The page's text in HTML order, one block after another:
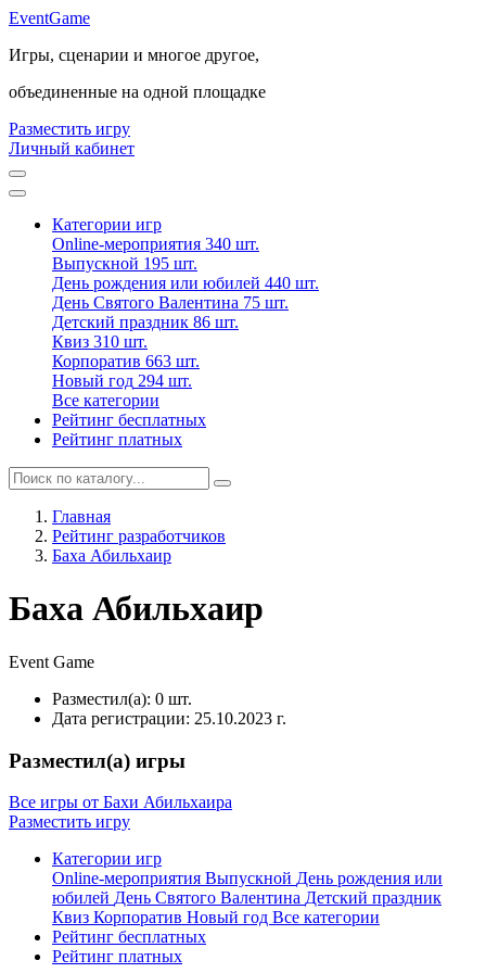
EventGame
Игры, сценарии и многое другое,
объединенные на одной площадке
Разместить игру
Личный кабинет
Категории игр
Online-мероприятия 340 шт.
Выпускной 195 шт.
День рождения или юбилей 440 шт.
День Святого Валентина 75 шт.
Детский праздник 86 шт.
Квиз 310 шт.
Корпоратив 663 шт.
Новый год 294 шт.
Все категории
Рейтинг бесплатных
Рейтинг платных
Главная
Рейтинг разработчиков
Баха Абильхаир
Баха Абильхаир
Event Game
Разместил(а): 0 шт.
Дата регистрации: 25.10.2023 г.
Разместил(а) игры
Все игры от Бахи Абильхаира
Разместить игру
Категории игр
Online-мероприятия Выпускной День рождения или
юбилей День Святого Валентина Детский праздник
Квиз Корпоратив Новый год Все категории
Рейтинг бесплатных
Рейтинг платных